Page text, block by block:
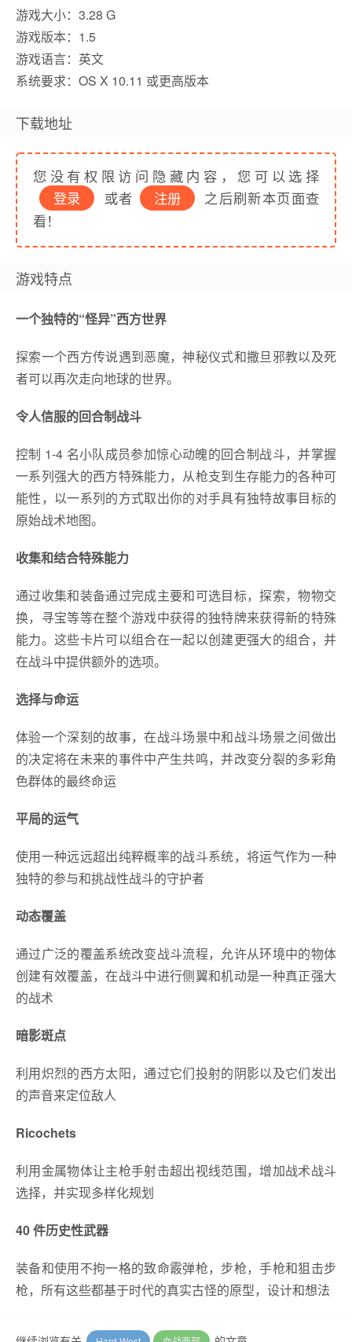
游戏大小：3.28 G
游戏版本：1.5
游戏语言：英文
系统要求：OS X 10.11 或更高版本
下载地址
您没有权限访问隐藏内容，您可以选择
登录
或者 注册
之后刷新本页面查
看！
游戏特点
一个独特的“怪异”西方世界
探索一个西方传说遇到恶魔，神秘仪式和撒旦邪教以及死
者可以再次走向地球的世界。
令人信服的回合制战斗
控制 1-4 名小队成员参加惊心动魄的回合制战斗，并掌握
一系列强大的西方特殊能力，从枪支到生存能力的各种可
能性，以一系列的方式取出你的对手具有独特故事目标的
原始战术地图。
收集和结合特殊能力
通过收集和装备通过完成主要和可选目标，探索，物物交
换，寻宝等等在整个游戏中获得的独特牌来获得新的特殊
能力。这些卡片可以组合在一起以创建更强大的组合，并
在战斗中提供额外的选项。
选择与命运
体验一个深刻的故事，在战斗场景中和战斗场景之间做出
的决定将在未来的事件中产生共鸣，并改变分裂的多彩角
色群体的最终命运
平局的运气
使用一种远远超出纯粹概率的战斗系统，将运气作为一种
独特的参与和挑战性战斗的守护者
动态覆盖
通过广泛的覆盖系统改变战斗流程，允许从环境中的物体
创建有效覆盖，在战斗中进行侧翼和机动是一种真正强大
的战术
暗影斑点
利用炽烈的西方太阳，通过它们投射的阴影以及它们发出
的声音来定位敌人
Ricochets
利用金属物体让主枪手射击超出视线范围，增加战术战斗
选择，并实现多样化规划
40 件历史性武器
装备和使用不拘一格的致命霰弹枪，步枪，手枪和狙击步
枪，所有这些都基于时代的真实古怪的原型，设计和想法